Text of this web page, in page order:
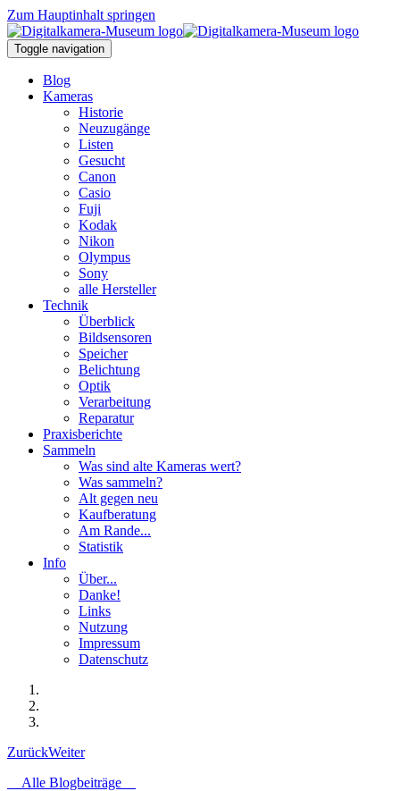
Zum Hauptinhalt springen
Toggle navigation
Blog
Kameras
Historie
Neuzugänge
Listen
Gesucht
Canon
Casio
Fuji
Kodak
Nikon
Olympus
Sony
alle Hersteller
Technik
Überblick
Bildsensoren
Speicher
Belichtung
Optik
Verarbeitung
Reparatur
Praxisberichte
Sammeln
Was sind alte Kameras wert?
Was sammeln?
Alt gegen neu
Kaufberatung
Am Rande...
Statistik
Info
Über...
Danke!
Links
Nutzung
Impressum
Datenschutz
ZurückWeiter
Alle Blogbeiträge